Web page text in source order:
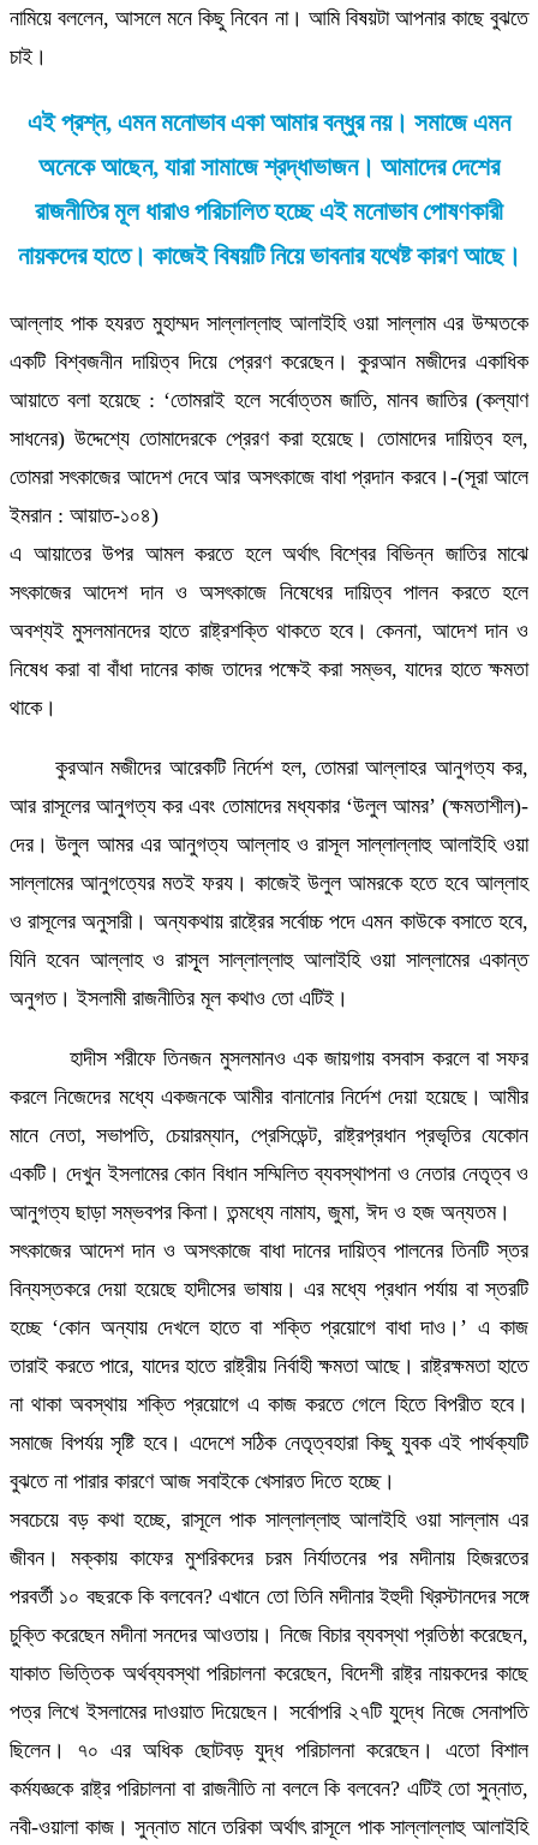
নামিয়ে বললেন, আসলে মনে কিছু নিবেন না। আমি বিষয়টা আপনার কাছে বুঝতে
চাই।
এই প্রশ্ন, এমন মনোভাব একা আমার বন্ধুর নয়। সমাজে এমন
অনেকে আছেন, যারা সামাজে শ্রদ্ধাভাজন। আমাদের দেশের
রাজনীতির মূল ধারাও পরিচালিত হচ্ছে এই মনোভাব পোষণকারী
নায়কদের হাতে। কাজেই বিষয়টি নিয়ে ভাবনার যথেষ্ট কারণ আছে।
আল্লাহ পাক হযরত মুহাম্মদ সাল্লাল্লাহু আলাইহি ওয়া সাল্লাম এর উম্মতকে
একটি বিশ্বজনীন দায়িত্ব দিয়ে প্রেরণ করেছেন। কুরআন মজীদের একাধিক
আয়াতে বলা হয়েছে : ‘তোমরাই হলে সর্বোত্তম জাতি, মানব জাতির (কল্যাণ
সাধনের) উদ্দেশ্যে তোমাদেরকে প্রেরণ করা হয়েছে। তোমাদের দায়িত্ব হল,
তোমরা সৎকাজের আদেশ দেবে আর অসৎকাজে বাধা প্রদান করবে।-(সূরা আলে
ইমরান : আয়াত-১০৪)
এ আয়াতের উপর আমল করতে হলে অর্থাৎ বিশ্বের বিভিন্ন জাতির মাঝে
সৎকাজের আদেশ দান ও অসৎকাজে নিষেধের দায়িত্ব পালন করতে হলে
অবশ্যই মুসলমানদের হাতে রাষ্ট্রশক্তি থাকতে হবে। কেননা, আদেশ দান ও
নিষেধ করা বা বাঁধা দানের কাজ তাদের পক্ষেই করা সম্ভব, যাদের হাতে ক্ষমতা
থাকে।
কুরআন মজীদের আরেকটি নির্দেশ হল, তোমরা আল্লাহর আনুগত্য কর,
আর রাসূলের আনুগত্য কর এবং তোমাদের মধ্যকার ‘উলুল আমর’ (ক্ষমতাশীল)-
দের। উলুল আমর এর আনুগত্য আল্লাহ ও রাসূল সাল্লাল্লাহু আলাইহি ওয়া
সাল্লামের আনুগত্যের মতই ফরয। কাজেই উলুল আমরকে হতে হবে আল্লাহ
ও রাসূলের অনুসারী। অন্যকথায় রাষ্ট্রের সর্বোচ্চ পদে এমন কাউকে বসাতে হবে,
যিনি হবেন আল্লাহ ও রাসূূল সাল্লাল্লাহু আলাইহি ওয়া সাল্লামের একান্ত
অনুগত। ইসলামী রাজনীতির মূল কথাও তো এটিই।
হাদীস শরীফে তিনজন মুসলমানও এক জায়গায় বসবাস করলে বা সফর
করলে নিজেদের মধ্যে একজনকে আমীর বানানোর নির্দেশ দেয়া হয়েছে। আমীর
মানে নেতা, সভাপতি, চেয়ারম্যান, প্রেসিডেন্ট, রাষ্ট্রপ্রধান প্রভৃতির যেকোন
একটি। দেখুন ইসলামের কোন বিধান সম্মিলিত ব্যবস্থাপনা ও নেতার নেতৃত্ব ও
আনুগত্য ছাড়া সম্ভবপর কিনা। তন্মধ্যে নামায, জুমা, ঈদ ও হজ অন্যতম।
সৎকাজের আদেশ দান ও অসৎকাজে বাধা দানের দায়িত্ব পালনের তিনটি স্তর
বিন্যস্তকরে দেয়া হয়েছে হাদীসের ভাষায়। এর মধ্যে প্রধান পর্যায় বা স্তরটি
হচ্ছে ‘কোন অন্যায় দেখলে হাতে বা শক্তি প্রয়োগে বাধা দাও।’ এ কাজ
তারাই করতে পারে, যাদের হাতে রাষ্ট্রীয় নির্বাহী ক্ষমতা আছে। রাষ্ট্রক্ষমতা হাতে
না থাকা অবস্থায় শক্তি প্রয়োগে এ কাজ করতে গেলে হিতে বিপরীত হবে।
সমাজে বিপর্যয় সৃষ্টি হবে। এদেশে সঠিক নেতৃত্বহারা কিছু যুবক এই পার্থক্যটি
বুঝতে না পারার কারণে আজ সবাইকে খেসারত দিতে হচ্ছে।
সবচেয়ে বড় কথা হচ্ছে, রাসূলে পাক সাল্লাল্লাহু আলাইহি ওয়া সাল্লাম এর
জীবন। মক্কায় কাফের মুশরিকদের চরম নির্যাতনের পর মদীনায় হিজরতের
পরবর্তী ১০ বছরকে কি বলবেন? এখানে তো তিনি মদীনার ইহুদী খ্রিস্টানদের সঙ্গে
চুক্তি করেছেন মদীনা সনদের আওতায়। নিজে বিচার ব্যবস্থা প্রতিষ্ঠা করেছেন,
যাকাত ভিত্তিক অর্থব্যবস্থা পরিচালনা করেছেন, বিদেশী রাষ্ট্র নায়কদের কাছে
পত্র লিখে ইসলামের দাওয়াত দিয়েছেন। সর্বোপরি ২৭টি যুদ্ধে নিজে সেনাপতি
ছিলেন। ৭০ এর অধিক ছোটবড় যুদ্ধ পরিচালনা করেছেন। এতো বিশাল
কর্মযজ্ঞকে রাষ্ট্র পরিচালনা বা রাজনীতি না বললে কি বলবেন? এটিই তো সুন্নাত,
নবী-ওয়ালা কাজ। সুন্নাত মানে তরিকা অর্থাৎ রাসূলে পাক সাল্লাল্লাহু আলাইহি